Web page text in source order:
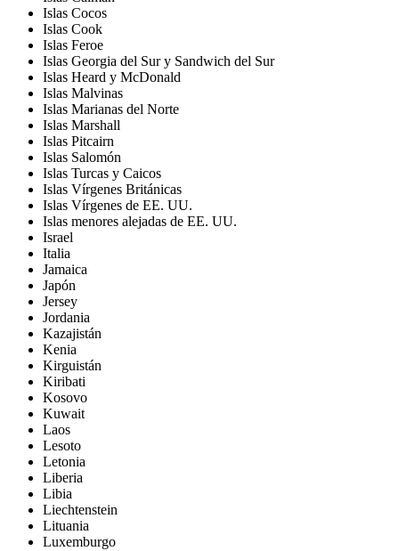
Islas Cocos
Islas Cook
Islas Feroe
Islas Georgia del Sur y Sandwich del Sur
Islas Heard y McDonald
Islas Malvinas
Islas Marianas del Norte
Islas Marshall
Islas Pitcairn
Islas Salomón
Islas Turcas y Caicos
Islas Vírgenes Británicas
Islas Vírgenes de EE. UU.
Islas menores alejadas de EE. UU.
Israel
Italia
Jamaica
Japón
Jersey
Jordania
Kazajistán
Kenia
Kirguistán
Kiribati
Kosovo
Kuwait
Laos
Lesoto
Letonia
Liberia
Libia
Liechtenstein
Lituania
Luxemburgo